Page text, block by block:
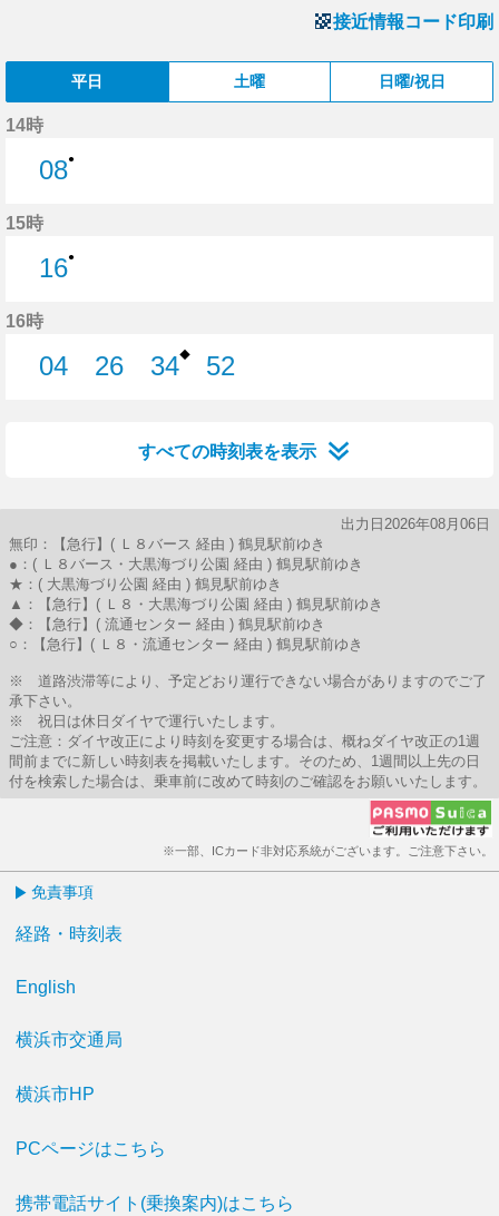
接近情報コード印刷
平日 土曜 日曜/祝日
14時
08●
15時
16●
16時
04
26
34◆
52
すべての時刻表を表示
出力日2026年08月06日
無印：【急行】( Ｌ８バース 経由 ) 鶴見駅前ゆき
●：( Ｌ８バース・大黒海づり公園 経由 ) 鶴見駅前ゆき
★：( 大黒海づり公園 経由 ) 鶴見駅前ゆき
▲：【急行】( Ｌ８・大黒海づり公園 経由 ) 鶴見駅前ゆき
◆：【急行】( 流通センター 経由 ) 鶴見駅前ゆき
○：【急行】( Ｌ８・流通センター 経由 ) 鶴見駅前ゆき
※ 道路渋滞等により、予定どおり運行できない場合がありますのでご了
承下さい。
※ 祝日は休日ダイヤで運行いたします。
ご注意：ダイヤ改正により時刻を変更する場合は、概ねダイヤ改正の1週
間前までに新しい時刻表を掲載いたします。そのため、1週間以上先の日
付を検索した場合は、乗車前に改めて時刻のご確認をお願いいたします。
※一部、ICカード非対応系統がございます。ご注意下さい。
免責事項
経路・時刻表
English
横浜市交通局
横浜市HP
PCページはこちら
携帯電話サイト(乗換案内)はこちら